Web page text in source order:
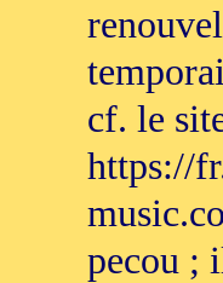
cf. le
https://
pecou ;